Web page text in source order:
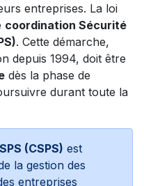
entreprises. La loi
coordination Sécurité
. Cette démarche,
depuis 1994, doit être
dès la phase de
durant toute la
(CSPS) est
la gestion des
entreprises